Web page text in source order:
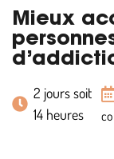
Entreprises
Qui sommes-
Actualités
Mieux
2 jours soit
14 heures